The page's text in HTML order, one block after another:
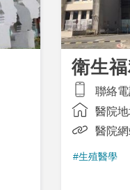
衛生
聯絡電
醫院地
醫院網
#生殖醫學